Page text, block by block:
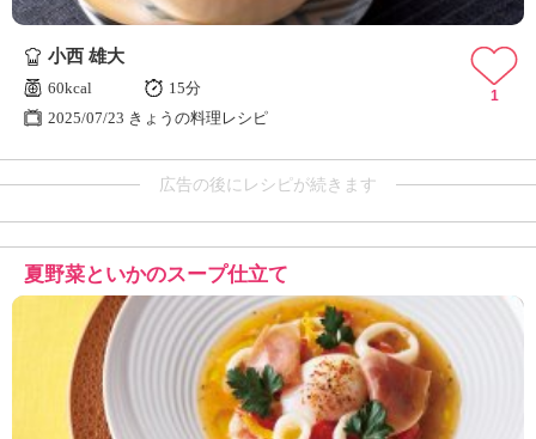
小西 雄大
60kcal
15分
2025/07/23 きょうの料理レシピ
1
広告の後にレシピが続きます
夏野菜といかのスープ仕立て